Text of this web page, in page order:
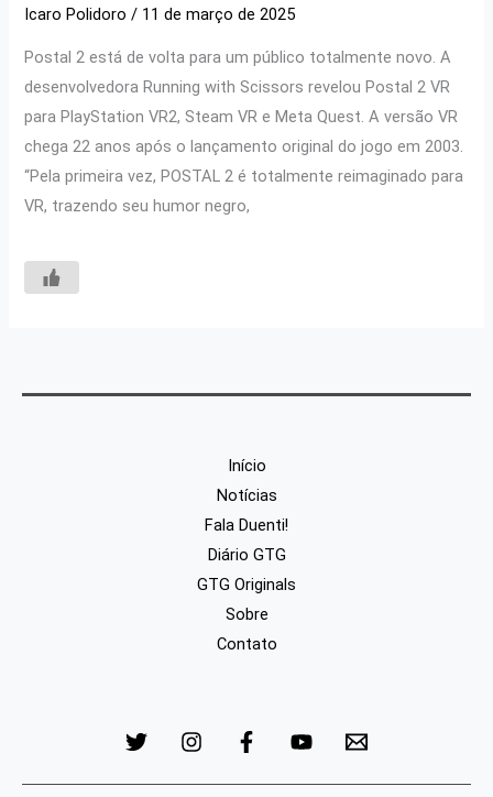
Icaro Polidoro/ 11 de março de 2025
Postal 2 está de volta para um público totalmente novo. A
desenvolvedora Running with Scissors revelou Postal 2 VR
para PlayStation VR2, Steam VR e Meta Quest. A versão VR
chega 22 anos após o lançamento original do jogo em 2003.
“Pela primeira vez, POSTAL 2 é totalmente reimaginado para
VR, trazendo seu humor negro,
Início
Notícias
Fala Duenti!
Diário GTG
GTG Originals
Sobre
Contato